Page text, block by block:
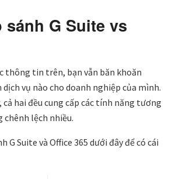
sánh G Suite vs
thông tin trên, bạn vẫn băn khoăn
vụ nào cho doanh nghiệp của mình.
hai đều cung cấp các tính năng tương
chênh lệch nhiều.
G Suite và Office 365 dưới đây để có cái